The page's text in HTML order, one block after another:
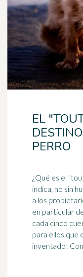
EL
PERRO
¿Qué es el
indica, no sin
a los
en particular
cada cinco
para ellos que